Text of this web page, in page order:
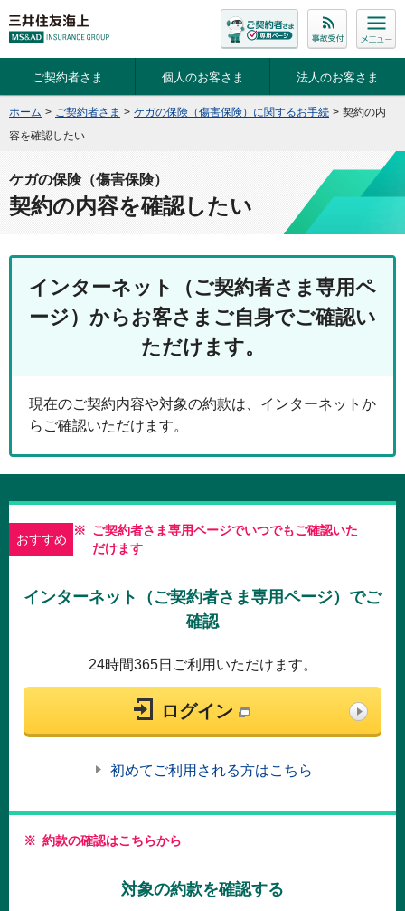
ご契約者さま 個人のお客さま 法人のお客さま
ホーム > ご契約者さま > ケガの保険（傷害保険）に関するお手続 > 契約の内
容を確認したい
ケガの保険（傷害保険）
契約の内容を確認したい
インターネット（ご契約者さま専用ペ
ージ）からお客さまご自身でご確認い
ただけます。
現在のご契約内容や対象の約款は、インターネットか
らご確認いただけます。
おすすめ
※ ご契約者さま専用ページでいつでもご確認いた
だけます
インターネット（ご契約者さま専用ページ）でご
確認
24時間365日ご利用いただけます。
ログイン
初めてご利用される方はこちら
※ 約款の確認はこちらから
対象の約款を確認する